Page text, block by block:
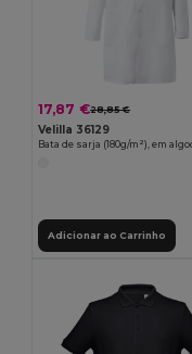
17,87 €28,85 €
Velilla 36129
Adicionar ao Carrinho